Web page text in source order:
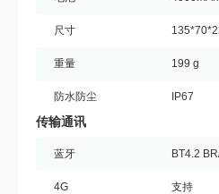
尺寸
重量 199 g
防水防尘 IP67
传输通讯
蓝牙 BT4.2
4G 支持